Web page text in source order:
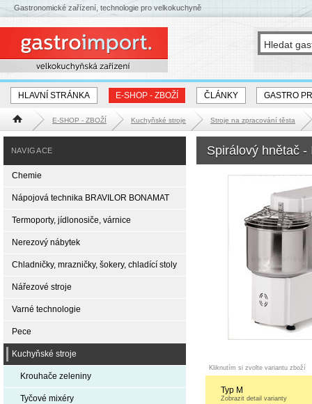
HLAVNÍ STRÁNKA E-SHOP - ZBOŽÍ ČLÁNKY GASTRO
Hlavní stránka E-SHOP - ZBOŽÍ Kuchyňské stroje Stroje na zpracování těsta
Spirálový hnětač
Kliknutím si zvolte variantu zboží
Typ M
Zobrazit detail varianty
NAVIGACE
Chemie
Nápojová technika BRAVILOR BONAMAT
Termoporty, jídlonosiče, várnice
Nerezový nábytek
Chladničky, mrazničky, šokery, chladící stoly
Nářezové stroje
Varné technologie
Pece
Kuchyňské stroje
Krouhače zeleniny
Tyčové mixéry
Gastronomické zařízení, technologie pro velkokuchyně